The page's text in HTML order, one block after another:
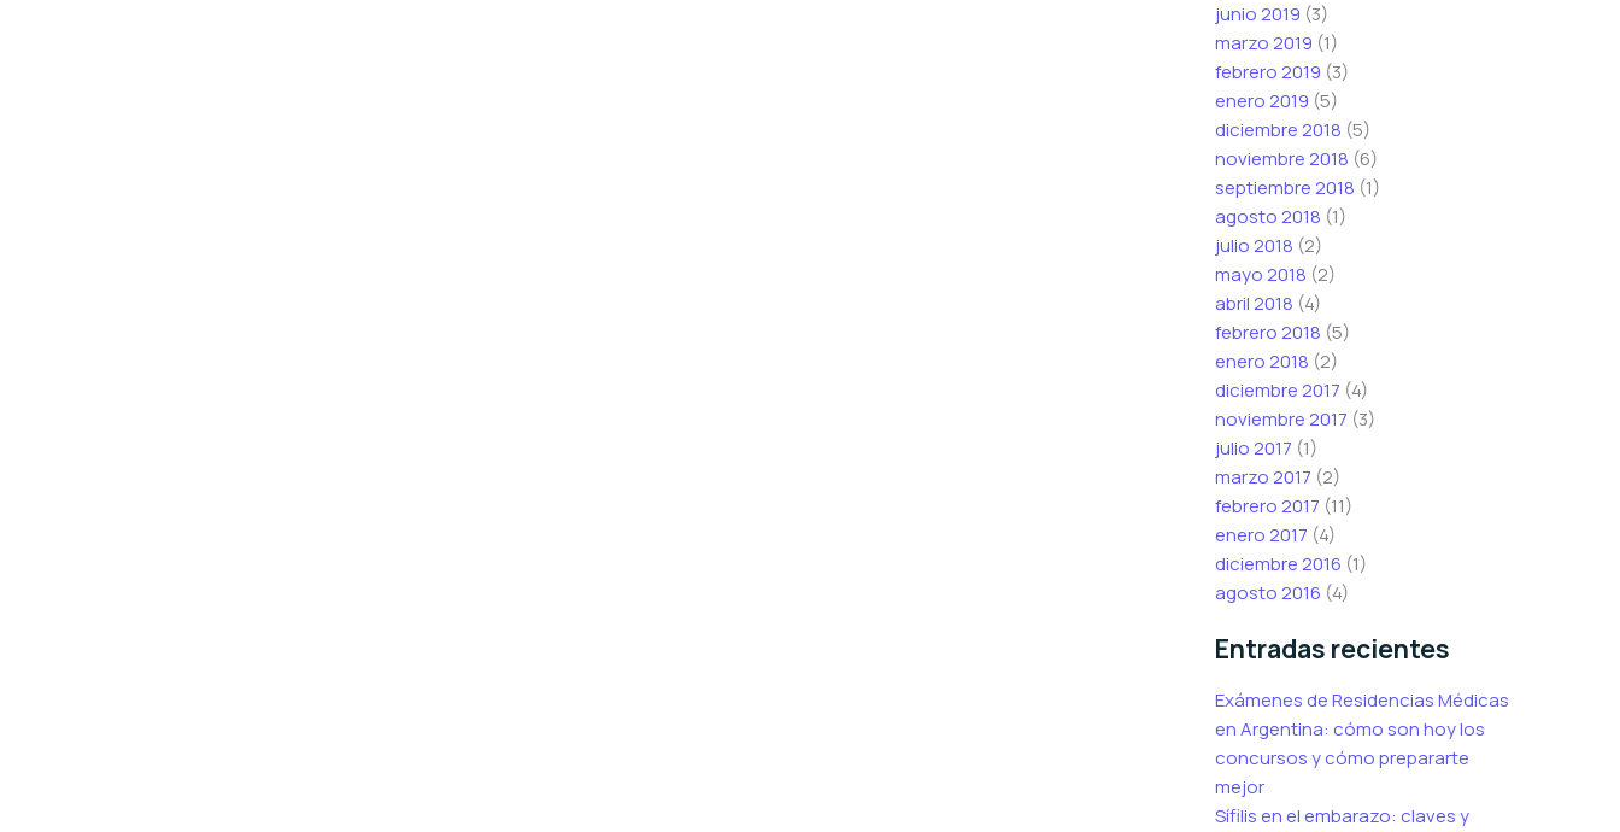
junio 2019 (3)
marzo 2019 (1)
febrero 2019 (3)
enero 2019 (5)
diciembre 2018 (5)
noviembre 2018 (6)
septiembre 2018 (1)
agosto 2018 (1)
julio 2018 (2)
mayo 2018 (2)
abril 2018 (4)
febrero 2018 (5)
enero 2018 (2)
diciembre 2017 (4)
noviembre 2017 (3)
julio 2017 (1)
marzo 2017 (2)
febrero 2017 (11)
enero 2017 (4)
diciembre 2016 (1)
agosto 2016 (4)
Entradas recientes
Exámenes de Residencias Médicas
en Argentina: cómo son hoy los
concursos y cómo prepararte
mejor
Sífilis en el embarazo: claves y